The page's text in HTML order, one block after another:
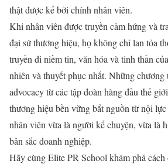
thật được kể bởi chính nhân viên.
Khi nhân viên được truyền cảm hứng và
đại sứ thương hiệu, họ không chỉ lan tỏa
truyền đi niềm tin, văn hóa và tinh thần
nhiên và thuyết phục nhất. Những chương
advocacy từ các tập đoàn hàng đầu thế
thương hiệu bền vững bắt nguồn từ nội
nhân viên vừa là người kể chuyện, vừa là
bản sắc doanh nghiệp.
Hãy cùng Elite PR School khám phá cách